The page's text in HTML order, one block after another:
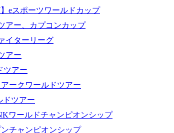
eスポーツワールドカップ
アー、カプコンカップ
イターリーグ
アー
ツアー
ークワールドツアー
ドツアー
ワールドチャンピオンシップ
チャンピオンシップ